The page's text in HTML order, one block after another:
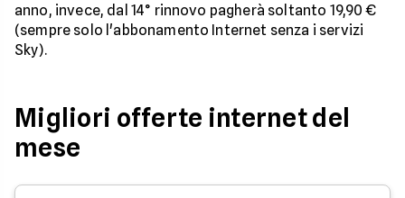
anno, invece, dal 14° rinnovo pagherà soltanto 19,90 €
(sempre solo l'abbonamento Internet senza i servizi
Sky).
Migliori offerte internet del
mese